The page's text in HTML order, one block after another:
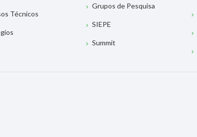
Técnicos
Grupos de Pesquisa
SIEPE
Summit